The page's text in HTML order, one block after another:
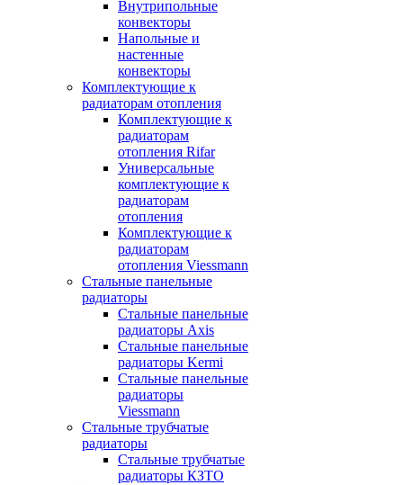
Внутрипольные
конвекторы
Напольные и
настенные
конвекторы
Комплектующие к
радиаторам отопления
Комплектующие к
радиаторам
отопления Rifar
Универсальные
комплектующие к
радиаторам
отопления
Комплектующие к
радиаторам
отопления Viessmann
Стальные панельные
радиаторы
Стальные панельные
радиаторы Axis
Стальные панельные
радиаторы Kermi
Стальные панельные
радиаторы
Viessmann
Стальные трубчатые
радиаторы
Стальные трубчатые
радиаторы КЗТО